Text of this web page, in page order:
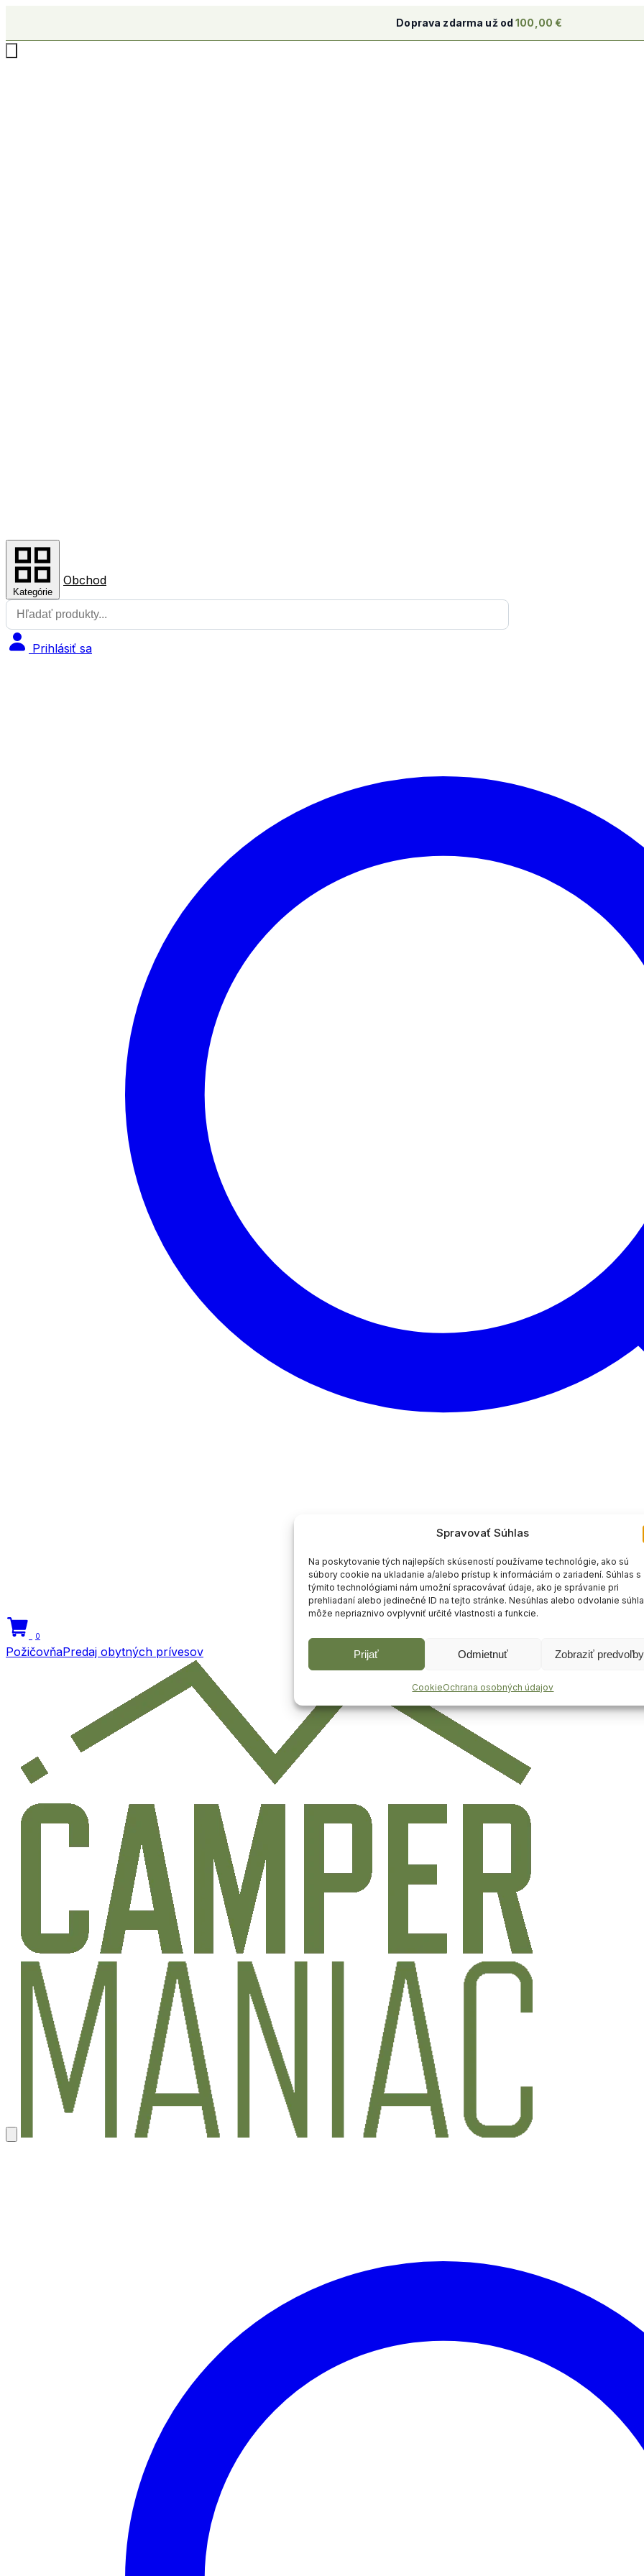
Spravovať Súhlas
Na poskytovanie tých najlepších skúseností používame technológie, ako sú
súbory cookie na ukladanie a/alebo prístup k informáciám o zariadení. Súhlas s
týmito technológiami nám umožní spracovávať údaje, ako je správanie pri
prehliadaní alebo jedinečné ID na tejto stránke. Nesúhlas alebo odvolanie
môže nepriaznivo ovplyvniť určité vlastnosti a funkcie.
Prijať Odmietnuť Zobraziť predvoľby
CookieOchrana osobných údajov
Doprava zdarma už od100,00 €
Kategórie
Obchod
Prihlásiť sa
0
PožičovňaPredaj obytných prívesov